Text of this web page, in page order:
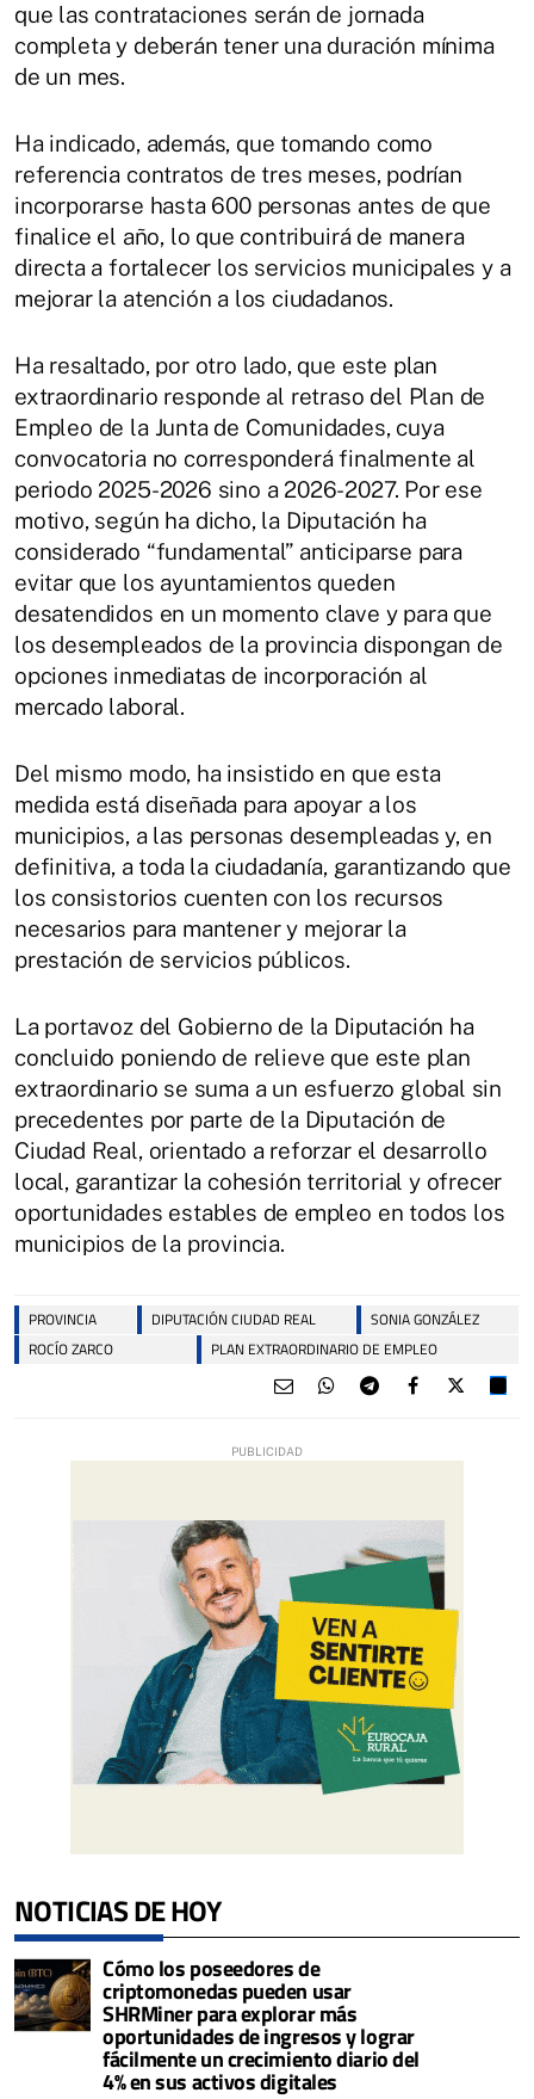
que las contrataciones serán de jornada
completa y deberán tener una duración mínima
de un mes.
Ha indicado, además, que tomando como
referencia contratos de tres meses, podrían
incorporarse hasta 600 personas antes de que
finalice el año, lo que contribuirá de manera
directa a fortalecer los servicios municipales y a
mejorar la atención a los ciudadanos.
Ha resaltado, por otro lado, que este plan
extraordinario responde al retraso del Plan de
Empleo de la Junta de Comunidades, cuya
convocatoria no corresponderá finalmente al
periodo 2025-2026 sino a 2026-2027. Por ese
motivo, según ha dicho, la Diputación ha
considerado “fundamental” anticiparse para
evitar que los ayuntamientos queden
desatendidos en un momento clave y para que
los desempleados de la provincia dispongan de
opciones inmediatas de incorporación al
mercado laboral.
Del mismo modo, ha insistido en que esta
medida está diseñada para apoyar a los
municipios, a las personas desempleadas y, en
definitiva, a toda la ciudadanía, garantizando que
los consistorios cuenten con los recursos
necesarios para mantener y mejorar la
prestación de servicios públicos.
La portavoz del Gobierno de la Diputación ha
concluido poniendo de relieve que este plan
extraordinario se suma a un esfuerzo global sin
precedentes por parte de la Diputación de
Ciudad Real, orientado a reforzar el desarrollo
local, garantizar la cohesión territorial y ofrecer
oportunidades estables de empleo en todos los
municipios de la provincia.
PROVINCIA DIPUTACIÓN CIUDAD REAL
SONIA GONZÁLEZ
ROCÍO ZARCO
PLAN EXTRAORDINARIO DE EMPLEO
NOTICIAS DE HOY
Cómo los poseedores de
criptomonedas pueden usar
SHRMiner para explorar más
oportunidades de ingresos y lograr
fácilmente un crecimiento diario del
4% en sus activos digitales